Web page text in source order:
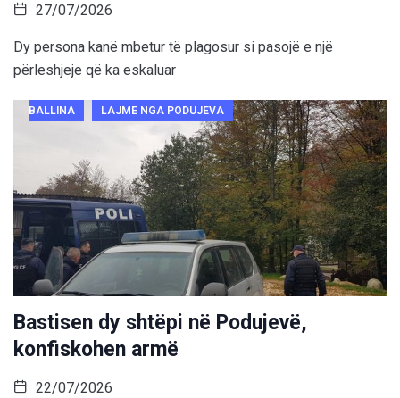
27/07/2026
Dy persona kanë mbetur të plagosur si pasojë e një
përleshjeje që ka eskaluar
BALLINA LAJME NGA PODUJEVA
Bastisen dy shtëpi në Podujevë,
konfiskohen armë
22/07/2026